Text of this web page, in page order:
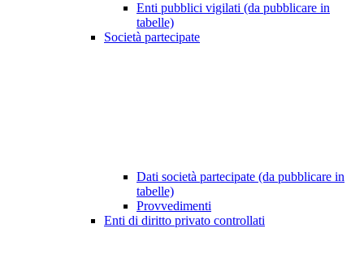
Enti pubblici vigilati (da pubblicare in
tabelle)
Società partecipate
Dati società partecipate (da pubblicare in
tabelle)
Provvedimenti
Enti di diritto privato controllati